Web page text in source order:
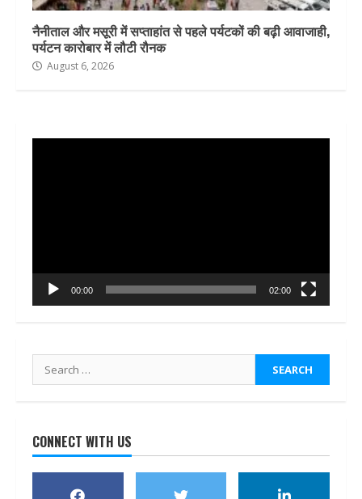
नैनीताल और मसूरी में सप्ताहांत से पहले पर्यटकों की बढ़ी आवाजाही,
पर्यटन कारोबार में लौटी रौनक
August 6, 2026
00:00 02:00
Search
for:
CONNECT WITH US